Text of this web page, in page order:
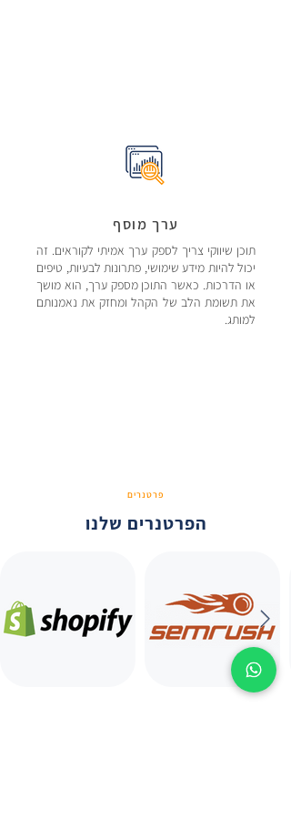
ערך מוסף
תוכן שיווקי צריך לספק ערך אמיתי לקוראים. זה
יכול להיות מידע שימושי, פתרונות לבעיות, טיפים
או הדרכות. כאשר התוכן מספק ערך, הוא מושך
את תשומת הלב של הקהל ומחזק את נאמנותם
למותג.
פרטנרים
הפרטנרים שלנו